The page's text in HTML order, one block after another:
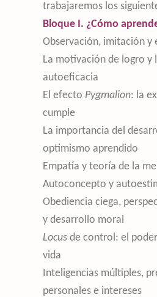
trabajaremos los
Bloque I. ¿Cómo
Observación, imitación y
La motivación de logro y
autoeficacia
El efecto Pygmalion: la
cumple
La importancia del
optimismo aprendido
Empatía y teoría de la
Autoconcepto y
Obediencia ciega,
y desarrollo moral
Locus de control: el
vida
Inteligencias múltiples,
personales e intereses